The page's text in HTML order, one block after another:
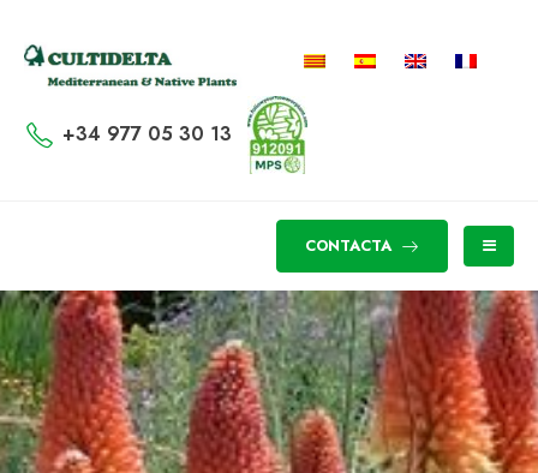
+34 977 05 30 13
CONTACTA